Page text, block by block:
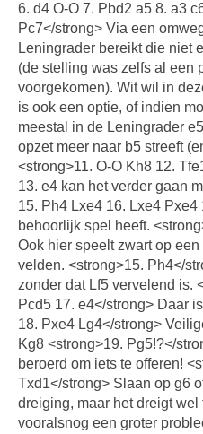
6. d4 O-O 7. Pbd2 a5 8. a3
Pc7</strong> Via een
Leningrader bereikt die niet
(de stelling was zelfs al een
voorgekomen). Wit wil in
is ook een optie, of indien
meestal in de Leningrader
opzet meer naar b5 streeft
<strong>11. O-O Kh8 12.
13. e4 kan het verder gaan
15. Ph4 Lxe4 16. Lxe4
behoorlijk spel heeft.
Ook hier speelt zwart op
velden. <strong>15. Ph4</
zonder dat Lf5 vervelend is.
Pcd5 17. e4</strong> Daar
18. Pxe4 Lg4</strong>
Kg8 <strong>19. Pg5!?</
beroerd om iets te offeren!
Txd1</strong> Slaan op g6
dreiging, maar het dreigt
vooralsnog een groter